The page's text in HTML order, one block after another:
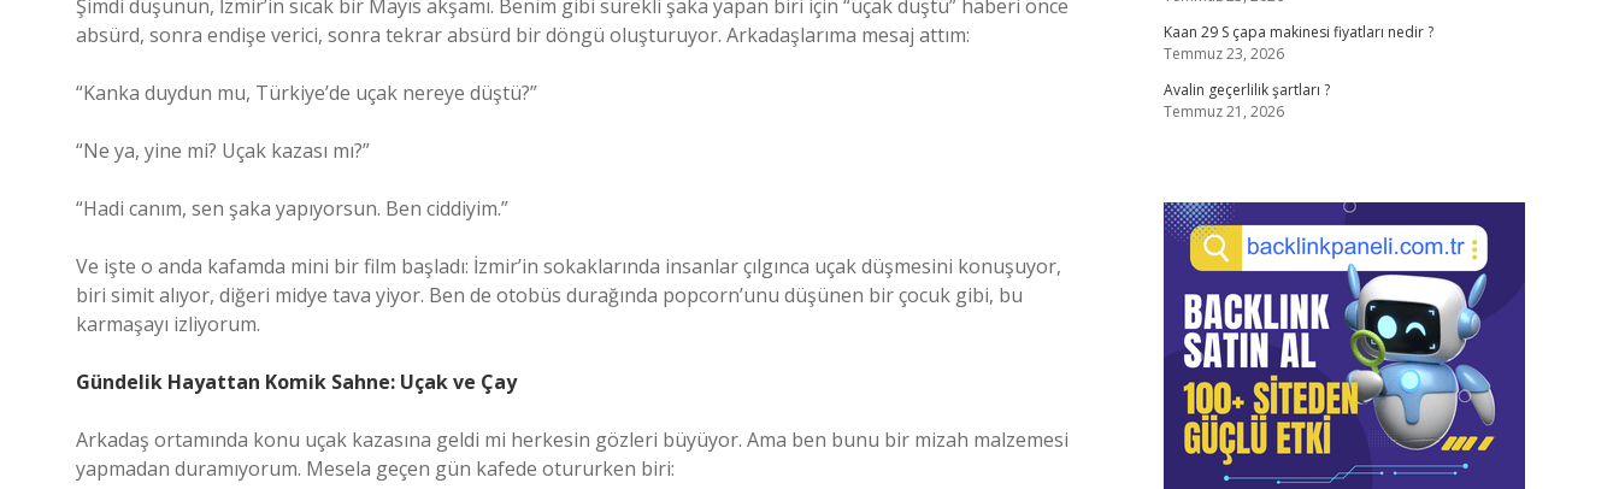
Şimdi düşünün, İzmir’in sıcak bir Mayıs akşamı. Benim gibi sürekli şaka yapan biri için “uçak düştü” haberi önce
absürd, sonra endişe verici, sonra tekrar absürd bir döngü oluşturuyor. Arkadaşlarıma mesaj attım:
“Kanka duydun mu, Türkiye’de uçak nereye düştü?”
“Ne ya, yine mi? Uçak kazası mı?”
“Hadi canım, sen şaka yapıyorsun. Ben ciddiyim.”
Ve işte o anda kafamda mini bir film başladı: İzmir’in sokaklarında insanlar çılgınca uçak düşmesini konuşuyor,
biri simit alıyor, diğeri midye tava yiyor. Ben de otobüs durağında popcorn’unu düşünen bir çocuk gibi, bu
karmaşayı izliyorum.
Gündelik Hayattan Komik Sahne: Uçak ve Çay
Arkadaş ortamında konu uçak kazasına geldi mi herkesin gözleri büyüyor. Ama ben bunu bir mizah malzemesi
yapmadan duramıyorum. Mesela geçen gün kafede otururken biri:
Kaan 29 S çapa makinesi fiyatları nedir ?
Temmuz 23, 2026
Avalin geçerlilik şartları ?
Temmuz 21, 2026